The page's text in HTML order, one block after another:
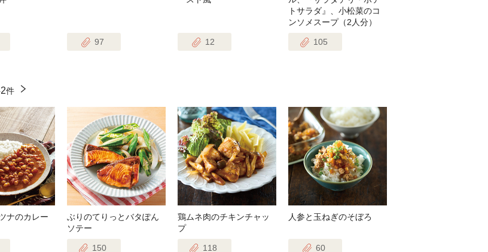
97 12
トサラダ』、小松菜のコ
ンソメスープ（2人分）
105
件
ナのカレー
ぶりのてりっとバタぽん
ソテー
150
鶏ムネ肉のチキンチャッ
プ
118
人参と玉ねぎのそぼろ
60